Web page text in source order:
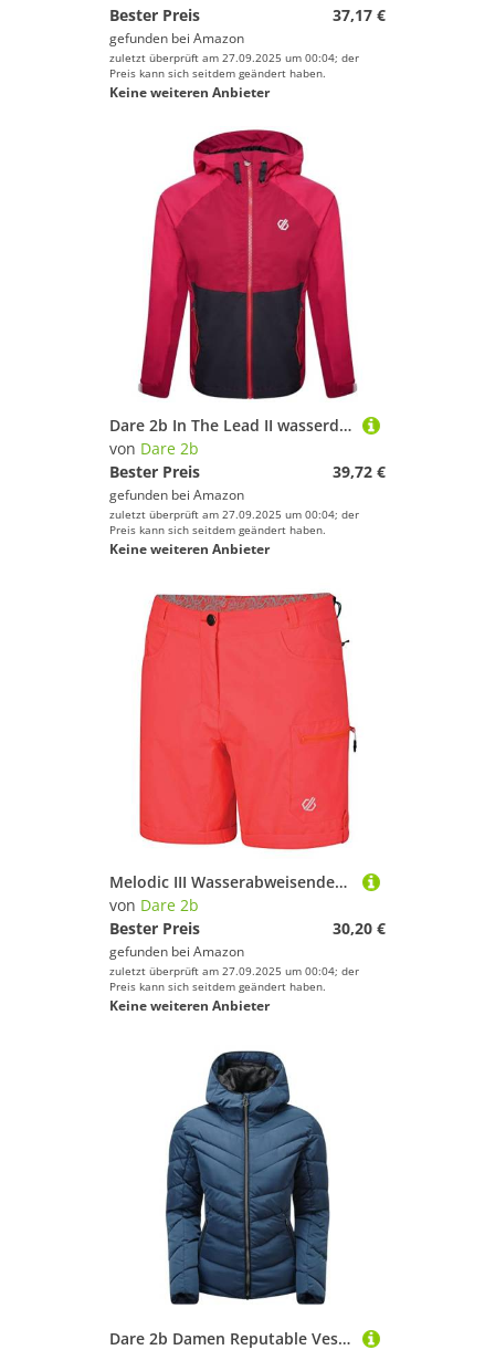
Bester Preis
37,17 €
gefunden bei Amazon
zuletzt überprüft am 27.09.2025 um 00:04; der
Preis kann sich seitdem geändert haben.
Keine weiteren Anbieter
Dare 2b In The Lead II wasserdichte, leichte Jacke mit Kapuze
von Dare 2b
Bester Preis
39,72 €
gefunden bei Amazon
zuletzt überprüft am 27.09.2025 um 00:04; der
Preis kann sich seitdem geändert haben.
Keine weiteren Anbieter
Melodic III Wasserabweisender Stretch-Shorts
von Dare 2b
Bester Preis
30,20 €
gefunden bei Amazon
zuletzt überprüft am 27.09.2025 um 00:04; der
Preis kann sich seitdem geändert haben.
Keine weiteren Anbieter
Dare 2b Damen Reputable Veste matelassée isolante Avec Capuche wasserdichte isolierte Jacken, Dark Denim, FR : 2XL (Taille Fabricant : 18)